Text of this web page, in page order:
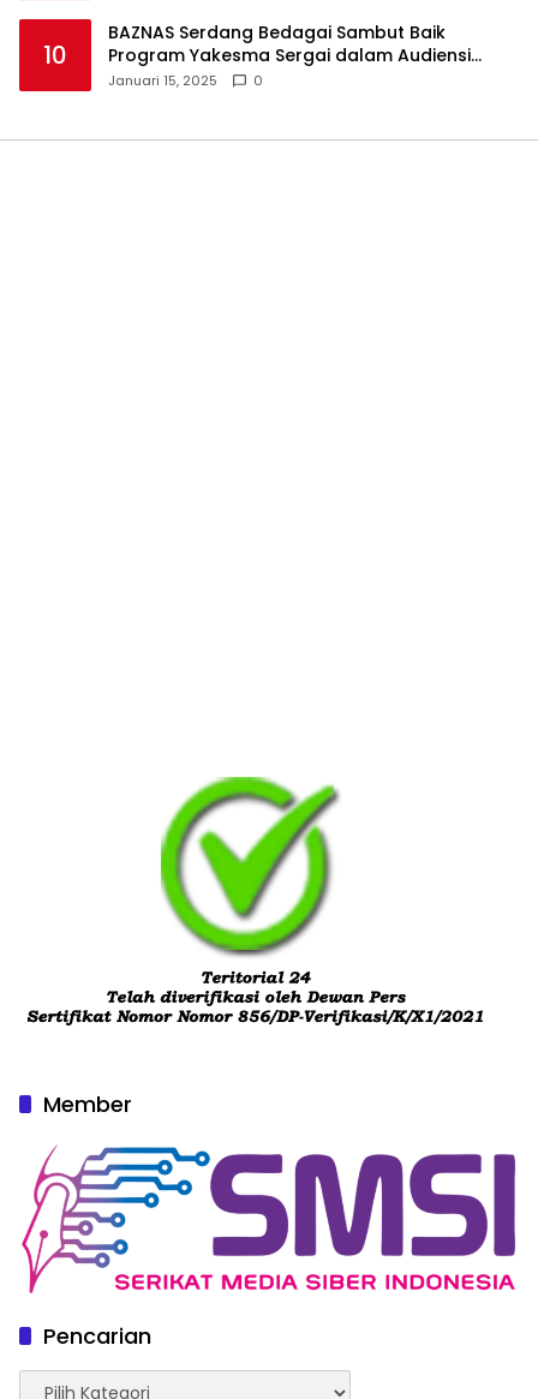
10
BAZNAS Serdang Bedagai Sambut Baik
Program Yakesma Sergai dalam Audiensi
Perkenalan Pengurus Baru
Januari 15, 2025 0
Member
Pencarian
Pencarian